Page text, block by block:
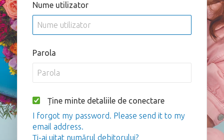
Nume utilizator
Parola
Ține minte detaliile de conectare
I forgot my password. Please send it to my
email address.
Ți-ai uitat numărul debitorului?